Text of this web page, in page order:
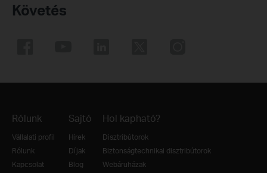
Követés
Rólunk
Vállalati profil
Rólunk
Kapcsolat
Sajtó
Hírek
Díjak
Blog
Hol kapható?
Disztribútorok
Biztonságtechnikai disztribútorok
Webáruházak